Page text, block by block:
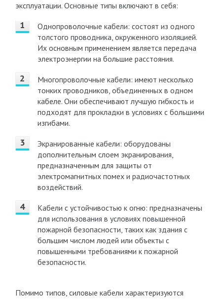
эксплуатации. Основные типы включают в себя:
Однопроволочные кабели: состоят из одного
толстого проводника, окруженного изоляцией.
Их основным применением является передача
электроэнергии на большие расстояния.
Многопроволочные кабели: имеют несколько
тонких проводников, объединенных в одном
кабеле. Они обеспечивают лучшую гибкость и
подходят для прокладки в условиях с большими
изгибами.
Экранированные кабели: оборудованы
дополнительным слоем экранирования,
предназначенным для защиты от
электромагнитных помех и радиочастотных
воздействий.
Кабели с устойчивостью к огню: предназначены
для использования в условиях повышенной
пожарной безопасности, таких как здания с
большим числом людей или объекты с
повышенными требованиями к пожарной
безопасности.
Помимо типов, силовые кабели характеризуются